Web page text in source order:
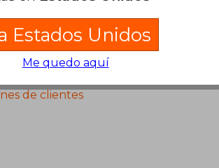
sobre Buscalibre
de clientes
Estados Unidos
Me quedo aquí